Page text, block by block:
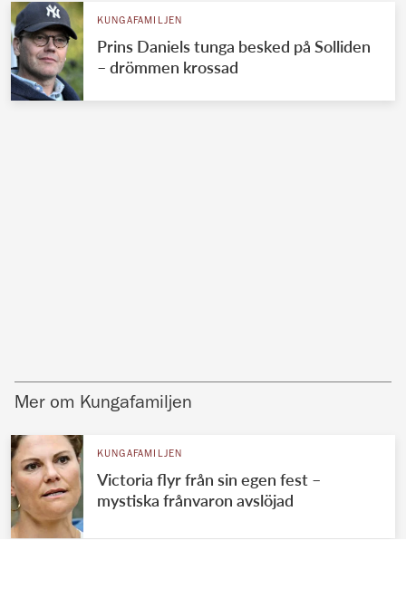
KUNGAFAMILJEN
Prins Daniels tunga besked på Solliden
– drömmen krossad
Mer om Kungafamiljen
KUNGAFAMILJEN
Victoria flyr från sin egen fest –
mystiska frånvaron avslöjad